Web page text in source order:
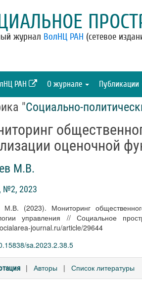
журнал ВолНЦ РАН (сетевое
РАН О журнале Публикации
"Социально-
оценочной
М.В.
№2, 2023
М.В. (2023). Мониторинг
управления // Социальное
journal.ru/article/29644
sa.2023.2.38.5
| Авторы | Список литературы